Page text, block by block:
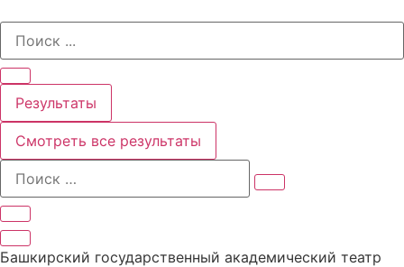
содержимому
Search
Результаты
Смотреть все результаты
Башкирский государственный академический театр